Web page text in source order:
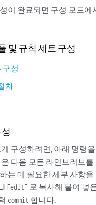
source-address 30.0.0.0/8;
source-nat {
src-p1;
}
이 완료되면 구성 모드에
및 규칙 세트 구성
구성
차
구성하려면, 아래 명령
다음 모든 라인브러브
는 데 필요한 세부 사항
[edit] 로 복사해 붙여 넣
commit 합니다.